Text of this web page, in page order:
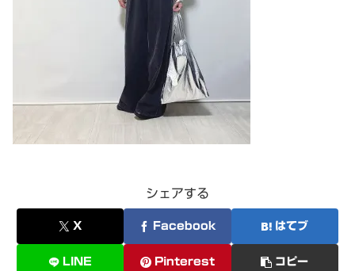
シェアする
X Facebook はてブ
LINE Pinterest コピー